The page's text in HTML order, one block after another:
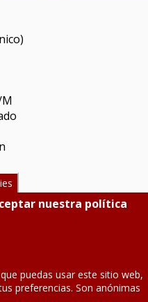
291 000
nuestra política
puedas usar este sitio web,
preferencias. Son anónimas